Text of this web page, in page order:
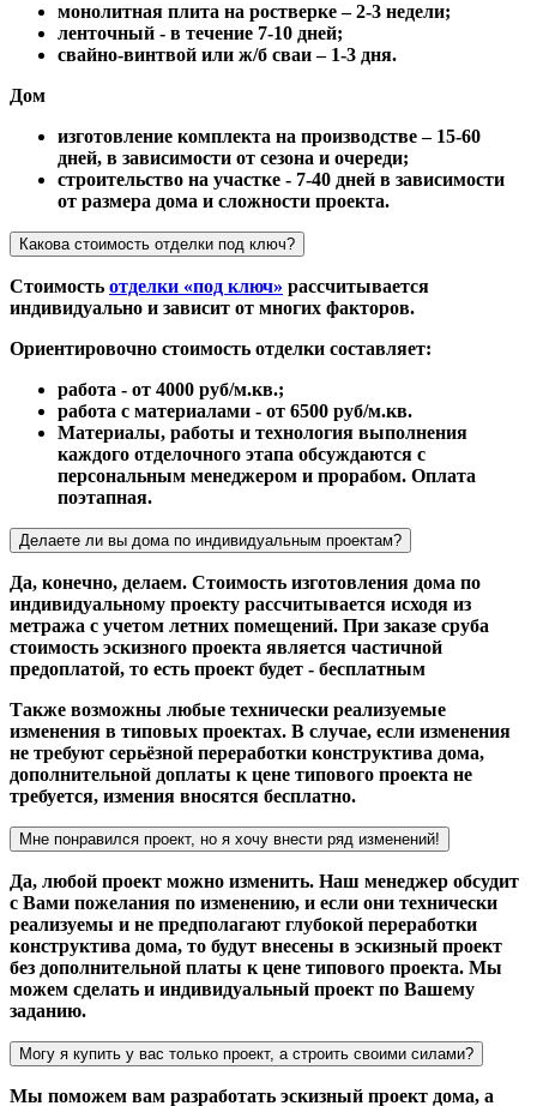
монолитная плита на ростверке – 2-3 недели;
ленточный - в течение 7-10 дней;
свайно-винтвой или ж/б сваи – 1-3 дня.
Дом
изготовление комплекта на производстве – 15-60
дней, в зависимости от сезона и очереди;
строительство на участке - 7-40 дней в зависимости
от размера дома и сложности проекта.
Какова стоимость отделки под ключ?
Стоимость отделки «под ключ» рассчитывается
индивидуально и зависит от многих факторов.
Ориентировочно стоимость отделки составляет:
работа - от 4000 руб/м.кв.;
работа с материалами - от 6500 руб/м.кв.
Материалы, работы и технология выполнения
каждого отделочного этапа обсуждаются с
персональным менеджером и прорабом. Оплата
поэтапная.
Делаете ли вы дома по индивидуальным проектам?
Да, конечно, делаем. Стоимость изготовления дома по
индивидуальному проекту рассчитывается исходя из
метража с учетом летних помещений. При заказе сруба
стоимость эскизного проекта является частичной
предоплатой, то есть проект будет - бесплатным
Также возможны любые технически реализуемые
изменения в типовых проектах. В случае, если изменения
не требуют серьёзной переработки конструктива дома,
дополнительной доплаты к цене типового проекта не
требуется, измения вносятся бесплатно.
Мне понравился проект, но я хочу внести ряд изменений!
Да, любой проект можно изменить. Наш менеджер обсудит
с Вами пожелания по изменению, и если они технически
реализуемы и не предполагают глубокой переработки
конструктива дома, то будут внесены в эскизный проект
без дополнительной платы к цене типового проекта. Мы
можем сделать и индивидуальный проект по Вашему
заданию.
Могу я купить у вас только проект, а строить своими силами?
Мы поможем вам разработать эскизный проект дома, а